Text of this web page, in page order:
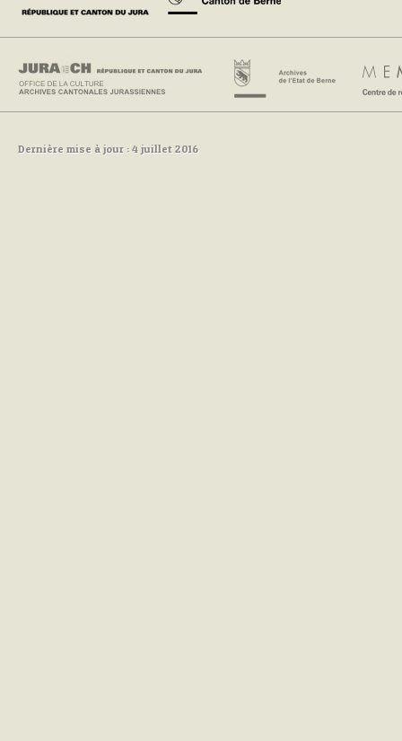
Dernière mise à jour : 4 juillet 2016